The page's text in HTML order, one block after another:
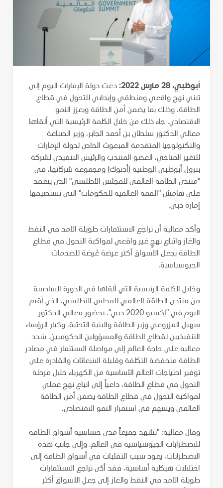
أبوظبي، 28 مارس 2022:
دعت دولة الإمارات اليوم إلى
تبني نهج واقعي ومنطقي وإيجابي للتحول في قطاع
الطاقة، وذلك بما يضمن أمن الطاقة ويعزز النمو
الاقتصادي. جاء ذلك من خلال الكلمة الرئيسية التي ألقاها
معالي الدكتور سلطان بن أحمد الجابر، وزير الصناعة
والتكنولوجيا المتقدمة المبعوث الخاص لدولة الإمارات
للتغير المناخي، العضو المنتدب والرئيس التنفيذي لشركة
بترول أبوظبي الوطنية (أدنوك) ومجموعة شركاتها، في
"منتدى الطاقة العالمي للمجلس الأطلسي" الذي ينعقد
على هامش "القمة العالمية للحكومات" التي تستضيفها
إمارة دبي.
وأكد معاليه أن تراجع الاستثمارات طويلة الأمد في النفط
والغاز واتباع نهجٍ غير واقعي لمواكبة التحول في قطاع
الطاقة يجعل الأسواق أكثر عرضة عُرضة للصدمات
الجيوسياسية.
وخلال الكلمة الرئيسية التي ألقاها في الدورة السادسة
من منتدى الطاقة العالمي للمجلس الأطلسي، الذي أقيم
اليوم في "إكسبو 2020 دبي"، بحضور معالي الدكتور
سهيل المزروعي وزير الطاقة والبنية التحتية، وكبار الرؤساء
التنفيذيين لقطاع الطاقة والمسؤولين الحكوميين، شدد
معاليه على حاجة العالم إلى مواصلة الاستثمار في مصادر
الطاقة منخفضة التكلفة وقليلة الانبعاثات والقادرة على
توفير احتياجات العالم الأساسية من الكهرباء خلال مرحلة
التحول في قطاع الطاقة، داعياً إلى اتباع نهج عملي
لمواكبة التحول في قطاع الطاقة يضمن أمن الطاقة
العالمي ويسهم في استمرار النمو الاقتصادي.
وقال معاليه: "نشهد جميعاً مدى حساسية أسواق الطاقة
للاضطرابات الجيوسياسية في العالم. وإلى جانب هذه
الاضطرابات، يعود سبب التقلبات في أسواق الطاقة إلى
اختلالات هيكلية أساسية، فقد أدّى تراجع الاستثمارات
طويلة الأمد في النفط والغاز إلى جعلِ الأسواق أكثر